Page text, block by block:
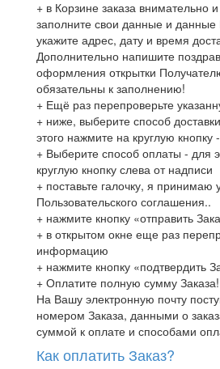
+ в Корзине заказа внимательно
заполните свои данные и данные
укажите адрес, дату и время
Дополнительно напишите
оформления открытки
обязательны к заполнению!
+ Ещё раз перепроверьте
+ ниже, выберите способ
этого нажмите на круглую кнопку
+ Выберите способ оплаты - для
круглую кнопку слева от надписи
+ поставьте галочку, я принимаю
Пользовательского соглашения..
+ нажмите кнопку «отправить
+ в открытом окне еще раз
информацию
+ нажмите кнопку «подтвердить
+ Оплатите полную сумму Заказа!
На Вашу электронную почту
номером Заказа, данными о
суммой к оплате и способами
Как оплатить Заказ?